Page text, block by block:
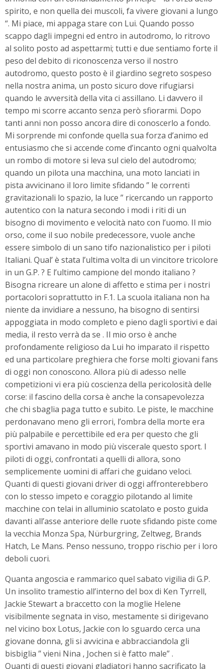
spirito, e non quella dei muscoli, fa vivere giovani a lungo
“. Mi piace, mi appaga stare con Lui. Quando posso
scappo dagli impegni ed entro in autodromo, lo ritrovo
al solito posto ad aspettarmi; tutti e due sentiamo forte il
peso del debito di riconoscenza verso il nostro
autodromo, questo posto è il giardino segreto sospeso
nella nostra anima, un posto sicuro dove rifugiarsi
quando le avversità della vita ci assillano. Li davvero il
tempo mi scorre accanto senza però sfiorarmi. Dopo
tanti anni non posso ancora dire di conoscerlo a fondo.
Mi sorprende mi confonde quella sua forza d’animo ed
entusiasmo che si accende come d’incanto ogni qualvolta
un rombo di motore si leva sul cielo del autodromo;
quando un pilota una macchina, una moto lanciati in
pista avvicinano il loro limite sfidando ” le correnti
gravitazionali lo spazio, la luce ” ricercando un rapporto
autentico con la natura secondo i modi i riti di un
bisogno di movimento e velocità nato con l’uomo. Il mio
orso, come il suo nobile predecessore, vuole anche
essere simbolo di un sano tifo nazionalistico per i piloti
Italiani. Qual’ è stata l’ultima volta di un vincitore tricolore
in un G.P. ? E l’ultimo campione del mondo italiano ?
Bisogna ricreare un alone di affetto e stima per i nostri
portacolori soprattutto in F.1. La scuola italiana non ha
niente da invidiare a nessuno, ha bisogno di sentirsi
appoggiata in modo completo e pieno dagli sportivi e dai
media, il resto verrà da se . Il mio orso è anche
profondamente religioso da Lui ho imparato il rispetto
ed una particolare preghiera che forse molti giovani fans
di oggi non conoscono. Allora più di adesso nelle
competizioni vi era più coscienza della pericolosità delle
corse: il fascino della corsa è anche la consapevolezza
che chi sbaglia paga tutto e subito. Le piste, le macchine
perdonavano meno gli errori, l’ombra della morte era
più palpabile e percettibile ed era per questo che gli
sportivi amavano in modo più viscerale questo sport. I
piloti di oggi, confrontati a quelli di allora, sono
semplicemente uomini di affari che guidano veloci.
Quanti di questi giovani driver di oggi affronterebbero
con lo stesso impeto e coraggio pilotando al limite
macchine con telai in alluminio scatolato e posto guida
davanti all’asse anteriore delle ruote sfidando piste come
la vecchia Monza Spa, Nürburgring, Zeltweg, Brands
Hatch, Le Mans. Penso nessuno, troppo rischio per i loro
deboli cuori.
Quanta angoscia e rammarico quel sabato vigilia di G.P.
Un insolito tramestio all’interno del box di Ken Tyrrell,
Jackie Stewart a braccetto con la moglie Helene
visibilmente segnata in viso, mestamente si dirigevano
nel vicino box Lotus, Jackie con lo sguardo cerca una
giovane donna, gli si avvicina e abbracciandola gli
bisbiglia ” vieni Nina , Jochen si è fatto male” .
Quanti di questi giovani gladiatori hanno sacrificato la